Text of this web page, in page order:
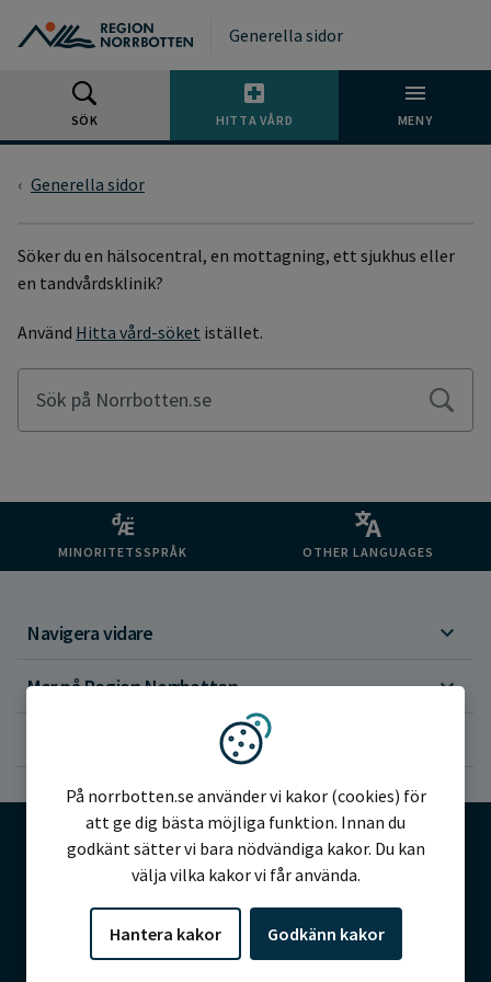
Generella sidor
SÖK HITTA VÅRD MENY
Generella sidor
SÖKSIDA
Söker du en hälsocentral, en mottagning, ett sjukhus eller
en tandvårdsklinik?
Använd Hitta vård-söket istället.
Sök på Norrbotten.se
MINORITETSSPRÅK OTHER LANGUAGES
Navigera vidare
Mer på Region Norrbotten
©2026 Region Norrbotten
Vi använder kakor
På norrbotten.se använder vi kakor (cookies) för
att ge dig bästa möjliga funktion. Innan du
godkänt sätter vi bara nödvändiga kakor. Du kan
välja vilka kakor vi får använda.
Hantera kakor Godkänn kakor